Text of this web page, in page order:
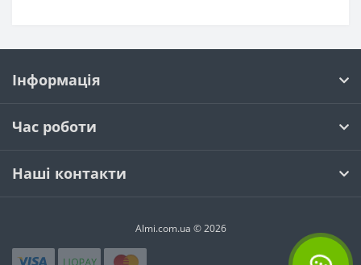
Інформація
Час роботи
Наші контакти
Almi.com.ua © 2026